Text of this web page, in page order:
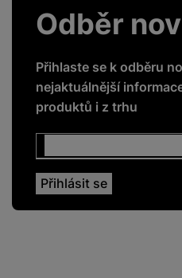
Odběr
Přihlaste se k odběru
nejaktuálnější
produktů i z trhu